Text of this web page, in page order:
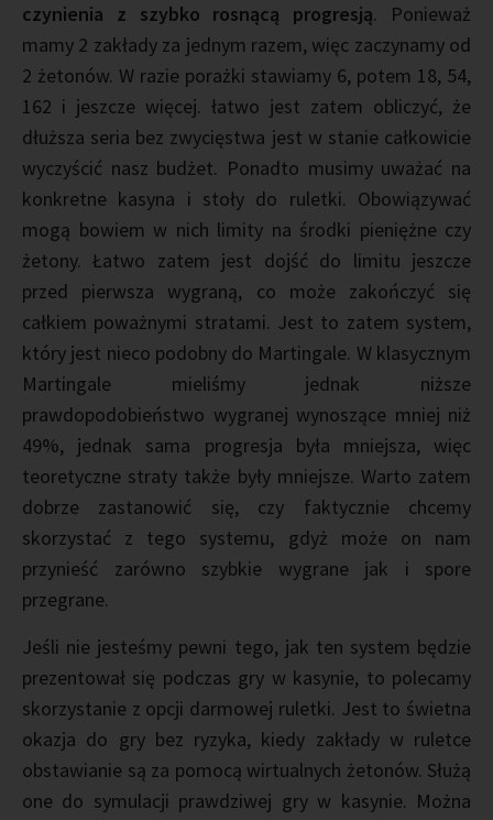
czynienia z szybko rosnącą progresją. Ponieważ
mamy 2 zakłady za jednym razem, więc zaczynamy od
2 żetonów. W razie porażki stawiamy 6, potem 18, 54,
162 i jeszcze więcej. łatwo jest zatem obliczyć, że
dłuższa seria bez zwycięstwa jest w stanie całkowicie
wyczyścić nasz budżet. Ponadto musimy uważać na
konkretne kasyna i stoły do ruletki. Obowiązywać
mogą bowiem w nich limity na środki pieniężne czy
żetony. Łatwo zatem jest dojść do limitu jeszcze
przed pierwsza wygraną, co może zakończyć się
całkiem poważnymi stratami. Jest to zatem system,
który jest nieco podobny do Martingale. W klasycznym
Martingale mieliśmy jednak niższe
prawdopodobieństwo wygranej wynoszące mniej niż
49%, jednak sama progresja była mniejsza, więc
teoretyczne straty także były mniejsze. Warto zatem
dobrze zastanowić się, czy faktycznie chcemy
skorzystać z tego systemu, gdyż może on nam
przynieść zarówno szybkie wygrane jak i spore
przegrane.
Jeśli nie jesteśmy pewni tego, jak ten system będzie
prezentował się podczas gry w kasynie, to polecamy
skorzystanie z opcji darmowej ruletki. Jest to świetna
okazja do gry bez ryzyka, kiedy zakłady w ruletce
obstawianie są za pomocą wirtualnych żetonów. Służą
one do symulacji prawdziwej gry w kasynie. Można